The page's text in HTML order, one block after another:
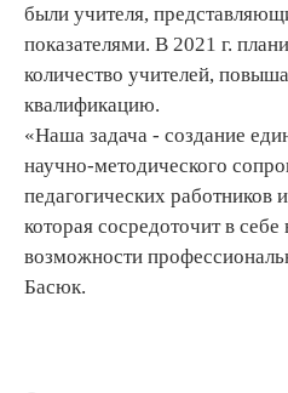
были учителя,
показателями. В 2021 г.
количество учителей,
квалификацию.
«Наша задача - создание
научно-методического
педагогических работников
которая сосредоточит в себе
возможности
Басюк.